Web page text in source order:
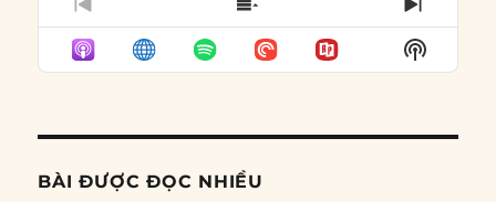
PREVIOUS
EPISODE
SHOW
EPISODES
LIST
NEXT
Show
Podcast
BÀI ĐƯỢC ĐỌC NHIỀU